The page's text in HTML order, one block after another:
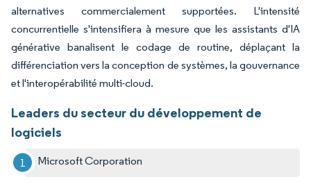
alternatives commercialement supportées. L'intensité
concurrentielle s'intensifiera à mesure que les assistants d'IA
générative banalisent le codage de routine, déplaçant la
différenciation vers la conception de systèmes, la gouvernance
et l'interopérabilité multi-cloud.
Leaders du secteur du développement de
logiciels
Microsoft Corporation